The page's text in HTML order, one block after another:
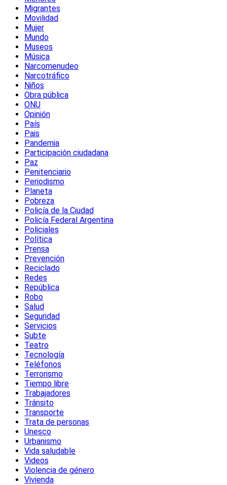
Migrantes
Movilidad
Mujer
Mundo
Museos
Música
Narcomenudeo
Narcotráfico
Niños
Obra pública
ONU
Opinión
País
Pais
Pandemia
Participación ciudadana
Paz
Penitenciario
Periodismo
Planeta
Pobreza
Policía de la Ciudad
Policía Federal Argentina
Policiales
Política
Prensa
Prevención
Reciclado
Redes
República
Robo
Salud
Seguridad
Servicios
Subte
Teatro
Tecnología
Teléfonos
Terrorismo
Tiempo libre
Trabajadores
Tránsito
Transporte
Trata de personas
Unesco
Urbanismo
Vida saludable
Videos
Violencia de género
Vivienda